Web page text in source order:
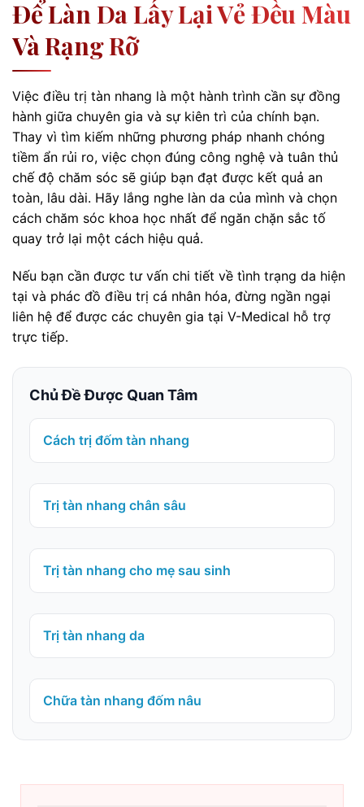
Để Làn Da Lấy Lại Vẻ Đều Màu
Và Rạng Rỡ
Việc điều trị tàn nhang là một hành trình cần sự đồng
hành giữa chuyên gia và sự kiên trì của chính bạn.
Thay vì tìm kiếm những phương pháp nhanh chóng
tiềm ẩn rủi ro, việc chọn đúng công nghệ và tuân thủ
chế độ chăm sóc sẽ giúp bạn đạt được kết quả an
toàn, lâu dài. Hãy lắng nghe làn da của mình và chọn
cách chăm sóc khoa học nhất để ngăn chặn sắc tố
quay trở lại một cách hiệu quả.
Nếu bạn cần được tư vấn chi tiết về tình trạng da hiện
tại và phác đồ điều trị cá nhân hóa, đừng ngần ngại
liên hệ để được các chuyên gia tại V-Medical hỗ trợ
trực tiếp.
Chủ Đề Được Quan Tâm
Cách trị đốm tàn nhang
Trị tàn nhang chân sâu
Trị tàn nhang cho mẹ sau sinh
Trị tàn nhang da
Chữa tàn nhang đốm nâu